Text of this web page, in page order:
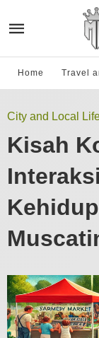
Home Travel
City and Local
Kisah